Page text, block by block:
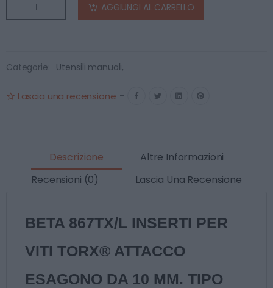
AGGIUNGI AL CARRELLO
Categorie: Utensili manuali,
Lascia una recensione -
Descrizione
Altre Informazioni
Recensioni (0)
Lascia Una Recensione
BETA 867TX/L INSERTI PER
VITI TORX® ATTACCO
ESAGONO DA 10 MM. TIPO